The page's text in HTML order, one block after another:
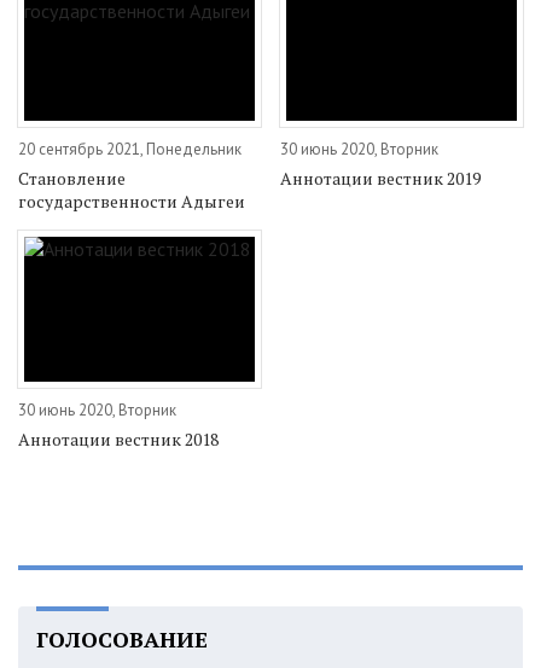
20 сентябрь 2021, Понедельник
Становление
государственности Адыгеи
30 июнь 2020, Вторник
Аннотации вестник 2019
30 июнь 2020, Вторник
Аннотации вестник 2018
ГОЛОСОВАНИЕ